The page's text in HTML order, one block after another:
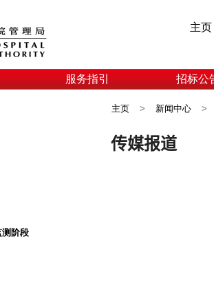
主页
服务指引 招标公
测阶段
主页 > 新闻中心 >